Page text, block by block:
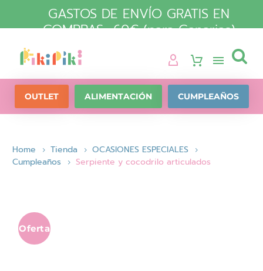
GASTOS DE ENVÍO GRATIS EN
COMPRAS +60€ (para Canarias)

OUTLET ALIMENTACIÓN CUMPLEAÑOS
Home Tienda
OCASIONES ESPECIALES
Cumpleaños
Serpiente y cocodrilo articulados
Oferta